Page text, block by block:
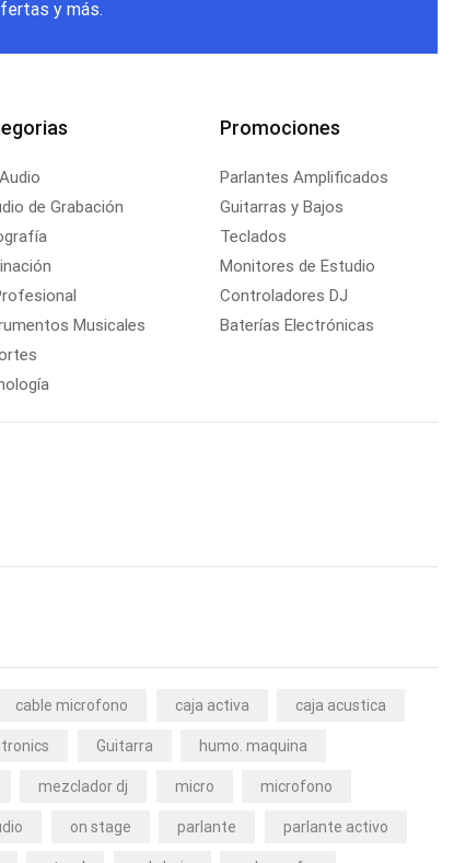
y más.
de Grabación
Musicales
Promociones
Parlantes Amplificados
Guitarras y Bajos
Teclados
Monitores de Estudio
Controladores DJ
Baterías Electrónicas
cable microfono caja activa caja acustica
Guitarra humo. maquina
mezclador dj micro microfono
on stage parlante parlante activo